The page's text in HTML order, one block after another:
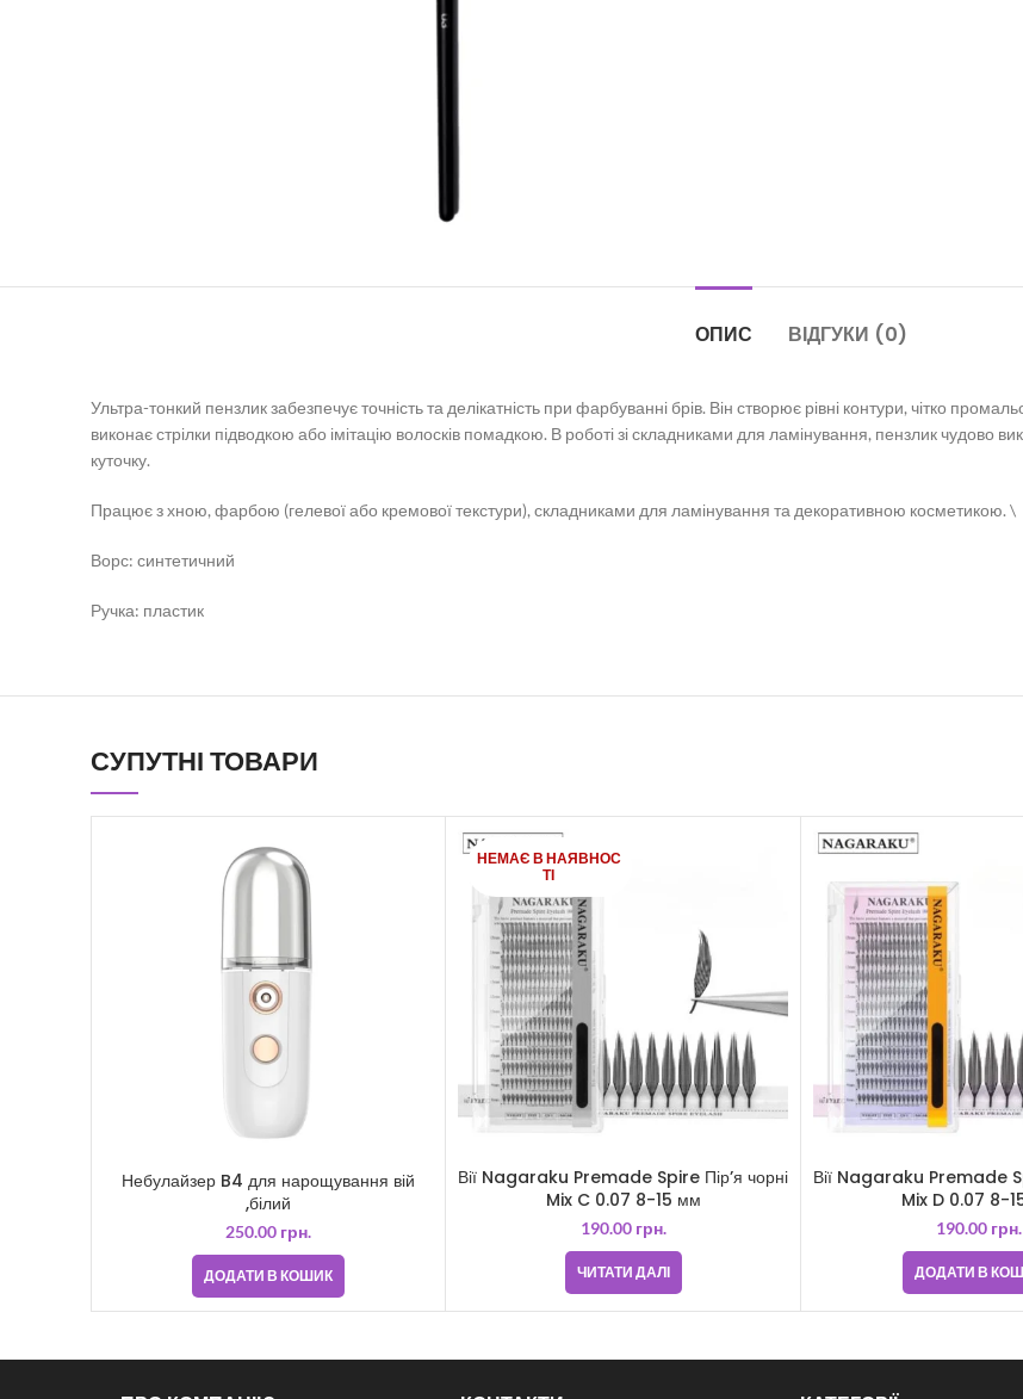
ОПИС ВІДГУКИ (0)
Ультра-тонкий пензлик забезпечує точність та делікатність при фарбуванні брів. Він створює рівні контури, чітко
виконає стрілки підводкою або імітацію волосків помадкою. В роботі зі складниками для ламінування, пензлик чудово
куточку.
Працює з хною, фарбою (гелевої або кремової текстури), складниками для ламінування та декоративною косметикою. \
Ворс: синтетичний
Ручка: пластик
СУПУТНІ ТОВАРИ
Небулайзер B4 для нарощування вій
,білий
250.00 грн.
ДОДАТИ В КОШИК
НЕМАЄ В НАЯВНОС
ТІ
Вії Nagaraku Premade Spire Пір’я чорні
Mix C 0.07 8-15 мм
190.00 грн.
ЧИТАТИ ДАЛІ
Вії Nagaraku Premade
Mix D 0.07 8-
190.00 грн.
ДОДАТИ В